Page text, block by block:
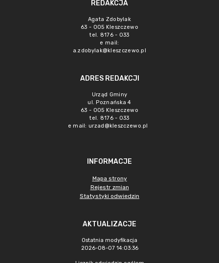
REDAKCJA
Agata Zdobylak
63 - 005 Kleszczewo
tel. 8176 - 033
e mail:
a.zdobylak@kleszczewo.pl
ADRES REDAKCJI
Urząd Gminy
ul. Poznańska 4
63 - 005 Kleszczewo
tel. 8176 - 033
e mail: urzad@kleszczewo.pl
INFORMACJE
Mapa strony
Rejestr zmian
Statystyki odwiedzin
AKTUALIZACJE
Ostatnia modyfikacja
2026-08-07 14:03:36